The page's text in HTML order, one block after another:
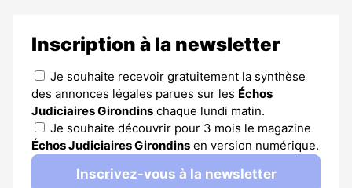
Inscription à la newsletter
Je souhaite recevoir gratuitement la synthèse
des annonces légales parues sur les Échos
Judiciaires Girondins chaque lundi matin.
Je souhaite découvrir pour 3 mois le magazine
Échos Judiciaires Girondins en version numérique.
Inscrivez-vous à la newsletter